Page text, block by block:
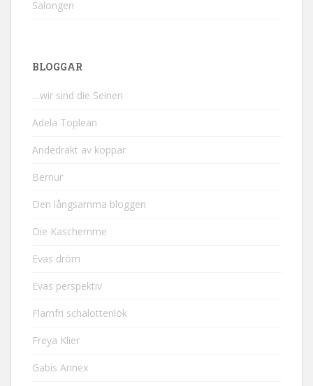
Salongen
BLOGGAR
…wir sind die Seinen
Adela Toplean
Andedräkt av koppar
Bernur
Den långsamma bloggen
Die Kaschemme
Evas dröm
Evas perspektiv
Flarnfri schalottenlök
Freya Klier
Gabis Annex